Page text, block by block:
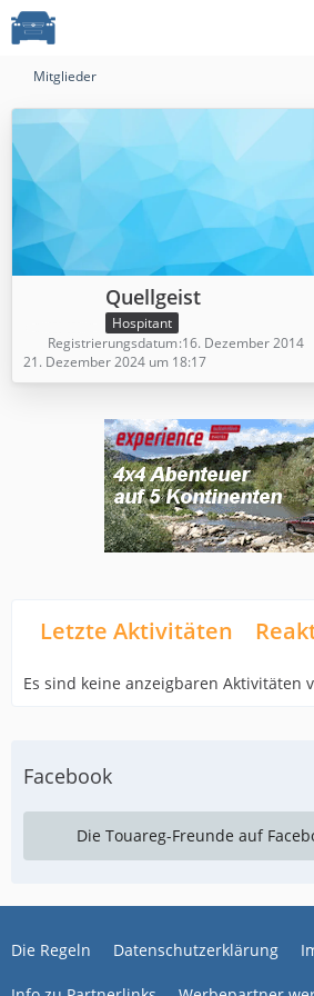
Mitglieder
Quellgeist
Hospitant
Registrierungsdatum 16. Dezember 2014
21. Dezember 2024 um 18:17
Letzte Aktivitäten
Es sind keine anzeigbaren Aktivitäten
Facebook
Die Touareg-Freunde auf
Die Regeln Datenschutzerklärung